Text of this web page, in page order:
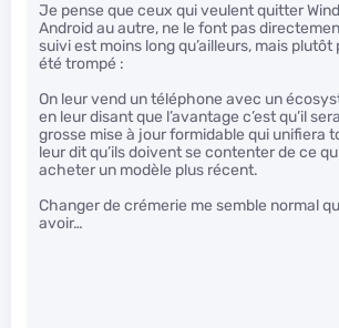
Je pense que ceux qui veulent quitter
Android au autre, ne le font pas
suivi est moins long qu’ailleurs, mais plutôt
été trompé :
On leur vend un téléphone avec un
en leur disant que l’avantage c’est qu’il
grosse mise à jour formidable qui unifiera
leur dit qu’ils doivent se contenter de ce
acheter un modèle plus récent.
Changer de crémerie me semble normal
avoir…